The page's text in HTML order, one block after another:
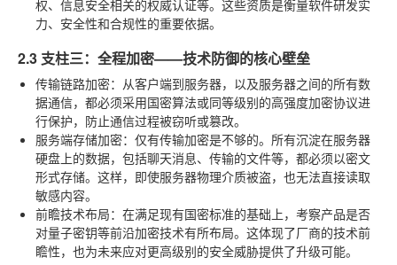
权、信息安全相关的权威认证等。这些资质是衡量软件研发实
力、安全性和合规性的重要依据。
2.3 支柱三：全程加密——技术防御的核心壁垒
传输链路加密：从客户端到服务器，以及服务器之间的所有数
据通信，都必须采用国密算法或同等级别的高强度加密协议进
行保护，防止通信过程被窃听或篡改。
服务端存储加密：仅有传输加密是不够的。所有沉淀在服务器
硬盘上的数据，包括聊天消息、传输的文件等，都必须以密文
形式存储。这样，即使服务器物理介质被盗，也无法直接读取
敏感内容。
前瞻技术布局：在满足现有国密标准的基础上，考察产品是否
对量子密钥等前沿加密技术有所布局。这体现了厂商的技术前
瞻性，也为未来应对更高级别的安全威胁提供了升级可能。